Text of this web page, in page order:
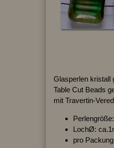
Glasperlen kristall
Table Cut Beads
mit Travertin-
LochØ:
pro